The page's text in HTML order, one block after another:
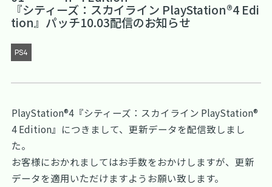
『シティーズ：スカイライン PlayStation®4 Edi
tion』パッチ10.03配信のお知らせ
PS4
PlayStation®4『シティーズ：スカイライン PlayStation®
4 Edition』につきまして、更新データを配信致しまし
た。
お客様におかれましてはお手数をおかけしますが、更新
データを適用いただけますようお願い致します。